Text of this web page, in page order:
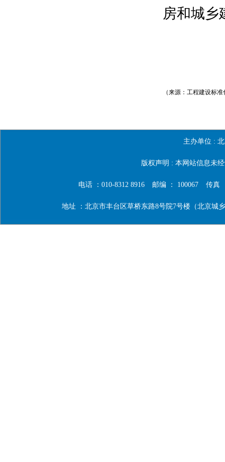
房和城乡
（来源：工程建设标
主办单位 :
版权声明 : 本网站信息未
电话 ：010-8312 8916 邮编 ： 100067 传真
地址 ：北京市丰台区草桥东路8号院7号楼（北京城